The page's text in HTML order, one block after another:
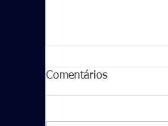
Comentários